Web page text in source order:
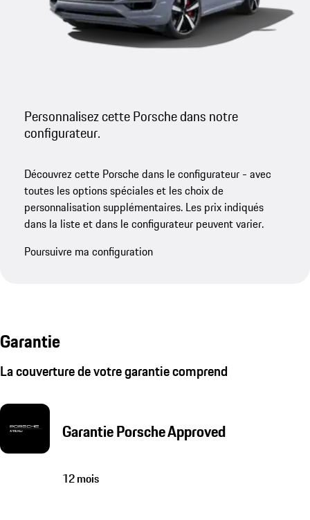
Personnalisez cette Porsche dans notre
configurateur.
Découvrez cette Porsche dans le configurateur - avec
toutes les options spéciales et les choix de
personnalisation supplémentaires. Les prix indiqués
dans la liste et dans le configurateur peuvent varier.
Poursuivre ma configuration
Garantie
La couverture de votre garantie comprend
Garantie Porsche Approved
12 mois